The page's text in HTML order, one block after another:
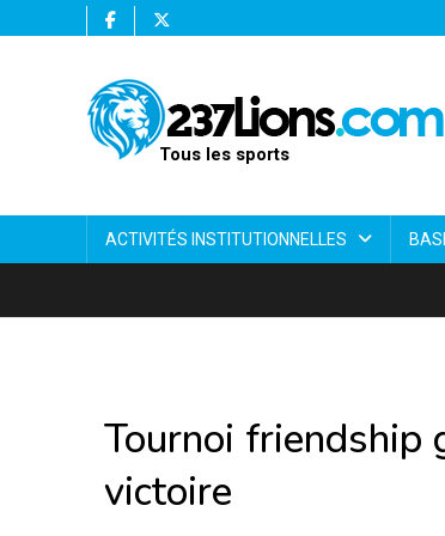
Tous les sports
ACTIVITÉS INSTITUTIONNELLES
Tournoi friendship
victoire